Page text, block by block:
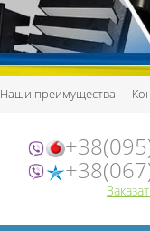
Наши преимущества